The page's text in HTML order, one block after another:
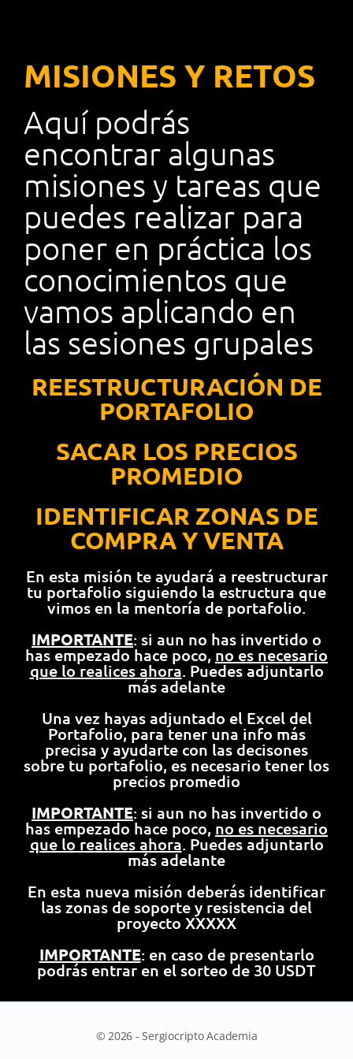
MISIONES Y RETOS
Aquí podrás
encontrar algunas
misiones y tareas que
puedes realizar para
poner en práctica los
conocimientos que
vamos aplicando en
las sesiones grupales
REESTRUCTURACIÓN DE
PORTAFOLIO
SACAR LOS PRECIOS
PROMEDIO
IDENTIFICAR ZONAS DE
COMPRA Y VENTA
En esta misión te ayudará a reestructurar
tu portafolio siguiendo la estructura que
vimos en la mentoría de portafolio.
IMPORTANTE: si aun no has invertido o
has empezado hace poco, no es necesario
que lo realices ahora. Puedes adjuntarlo
más adelante
Una vez hayas adjuntado el Excel del
Portafolio, para tener una info más
precisa y ayudarte con las decisones
sobre tu portafolio, es necesario tener los
precios promedio
IMPORTANTE: si aun no has invertido o
has empezado hace poco, no es necesario
que lo realices ahora. Puedes adjuntarlo
más adelante
En esta nueva misión deberás identificar
las zonas de soporte y resistencia del
proyecto XXXXX
IMPORTANTE: en caso de presentarlo
podrás entrar en el sorteo de 30 USDT
© 2026 - Sergiocripto Academia